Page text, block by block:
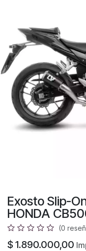
Exosto Slip-
HONDA
(0
$ 1.890.000,00